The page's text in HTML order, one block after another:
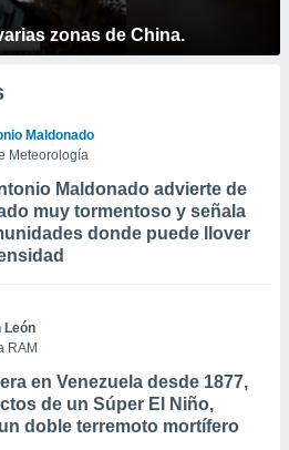
zonas de China.
Maldonado
Meteorología
Maldonado advierte de
muy tormentoso y señala
donde puede llover
León
RAM
en Venezuela desde 1877,
de un Súper El Niño,
doble terremoto mortífero